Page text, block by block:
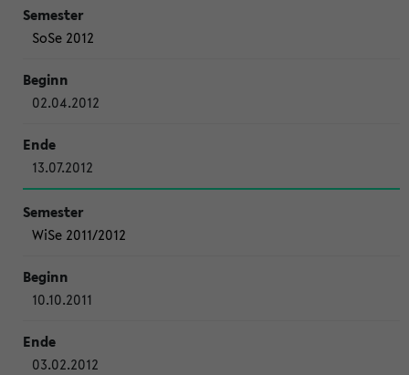
SoSe 2012
02.04.2012
13.07.2012
WiSe 2011/2012
10.10.2011
03.02.2012